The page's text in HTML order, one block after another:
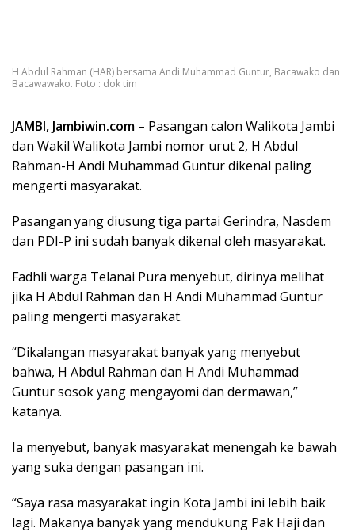
H Abdul Rahman (HAR) bersama Andi Muhammad Guntur, Bacawako dan
Bacawawako. Foto : dok tim
JAMBI, Jambiwin.com – Pasangan calon Walikota Jambi
dan Wakil Walikota Jambi nomor urut 2, H Abdul
Rahman-H Andi Muhammad Guntur dikenal paling
mengerti masyarakat.
Pasangan yang diusung tiga partai Gerindra, Nasdem
dan PDI-P ini sudah banyak dikenal oleh masyarakat.
Fadhli warga Telanai Pura menyebut, dirinya melihat
jika H Abdul Rahman dan H Andi Muhammad Guntur
paling mengerti masyarakat.
“Dikalangan masyarakat banyak yang menyebut
bahwa, H Abdul Rahman dan H Andi Muhammad
Guntur sosok yang mengayomi dan dermawan,”
katanya.
Ia menyebut, banyak masyarakat menengah ke bawah
yang suka dengan pasangan ini.
“Saya rasa masyarakat ingin Kota Jambi ini lebih baik
lagi. Makanya banyak yang mendukung Pak Haji dan